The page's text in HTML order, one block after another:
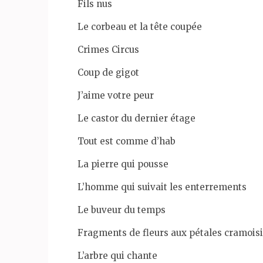
Fils nus
Le corbeau et la tête coupée
Crimes Circus
Coup de gigot
J’aime votre peur
Le castor du dernier étage
Tout est comme d’hab
La pierre qui pousse
L’homme qui suivait les enterrements
Le buveur du temps
Fragments de fleurs aux pétales
L’arbre qui chante